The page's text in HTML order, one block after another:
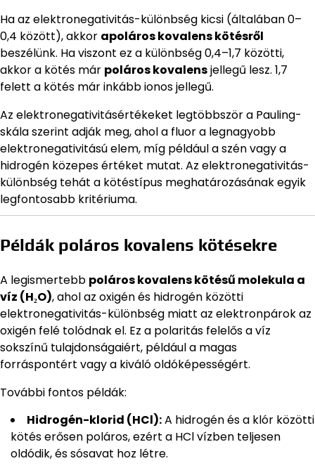
Ha az elektronegativitás-különbség kicsi (általában 0–
0,4 között), akkor apoláros kovalens kötésről
beszélünk. Ha viszont ez a különbség 0,4–1,7 közötti,
akkor a kötés már poláros kovalensjellegű lesz. 1,7
felett a kötés már inkább ionos jellegű.
Az elektronegativitásértékeket legtöbbször a Pauling-
skála szerint adják meg, ahol a fluor a legnagyobb
elektronegativitású elem, míg például a szén vagy a
hidrogén közepes értéket mutat. Az elektronegativitás-
különbség tehát a kötéstípus meghatározásának egyik
legfontosabb kritériuma.
Példák poláros kovalens kötésekre
A legismertebb poláros kovalens kötésű molekula a
víz (H₂O), ahol az oxigén és hidrogén közötti
elektronegativitás-különbség miatt az elektronpárok az
oxigén felé tolódnak el. Ez a polaritás felelős a víz
sokszínű tulajdonságaiért, például a magas
forráspontért vagy a kiváló oldóképességért.
További fontos példák:
Hidrogén-klorid (HCl):A hidrogén és a klór közötti
kötés erősen poláros, ezért a HCl vízben teljesen
oldódik, és sósavat hoz létre.